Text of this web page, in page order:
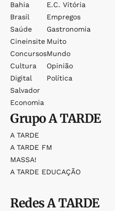
Bahia
Brasil
Saúde
Cineinsite
Concursos
Cultura
Digital
Salvador
Economia
E.c. Vitória
Empregos
Gastronomia
Muito
Mundo
Opinião
Política
GrupoA TARDE
A TARDE
A TARDE FM
MASSA!
A TARDE EDUCAÇÃO
RedesA TARDE